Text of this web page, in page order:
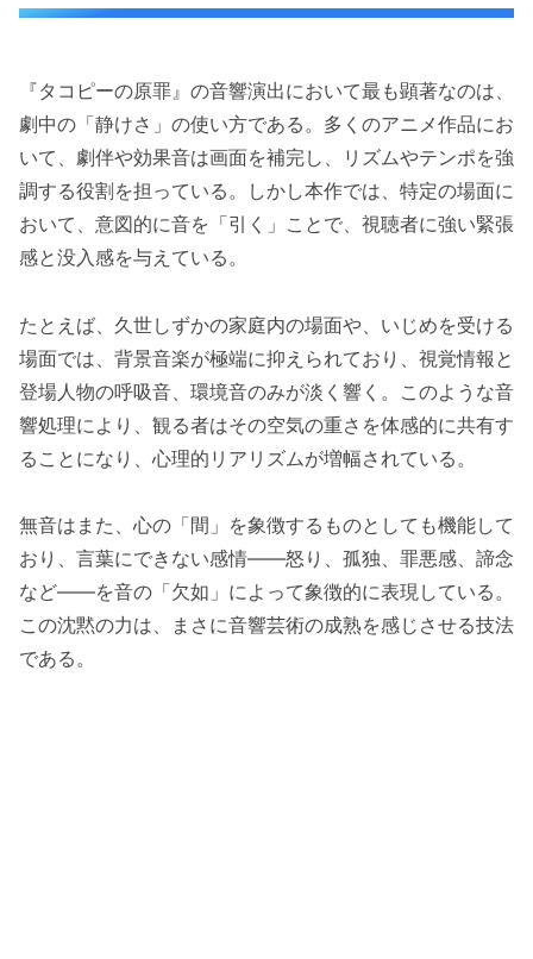
『タコピーの原罪』の音響演出において最も顕著なのは、
劇中の「静けさ」の使い方である。多くのアニメ作品にお
いて、劇伴や効果音は画面を補完し、リズムやテンポを強
調する役割を担っている。しかし本作では、特定の場面に
おいて、意図的に音を「引く」ことで、視聴者に強い緊張
感と没入感を与えている。
たとえば、久世しずかの家庭内の場面や、いじめを受ける
場面では、背景音楽が極端に抑えられており、視覚情報と
登場人物の呼吸音、環境音のみが淡く響く。このような音
響処理により、観る者はその空気の重さを体感的に共有す
ることになり、心理的リアリズムが増幅されている。
無音はまた、心の「間」を象徴するものとしても機能して
おり、言葉にできない感情――怒り、孤独、罪悪感、諦念
など――を音の「欠如」によって象徴的に表現している。
この沈黙の力は、まさに音響芸術の成熟を感じさせる技法
である。